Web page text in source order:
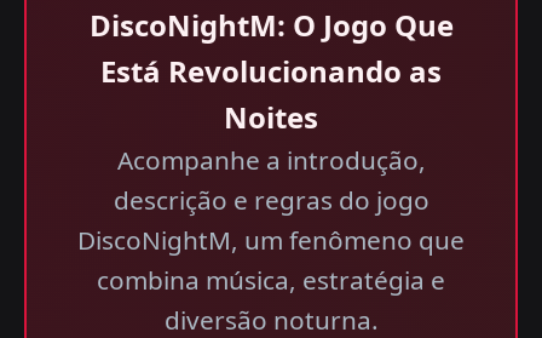
DiscoNightM: O Jogo Que
Está Revolucionando as
Noites
Acompanhe a introdução,
descrição e regras do jogo
DiscoNightM, um fenômeno que
combina música, estratégia e
diversão noturna.